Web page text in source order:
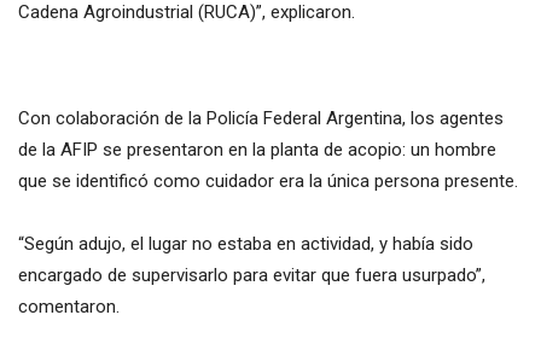
Cadena Agroindustrial (RUCA)”, explicaron.
Con colaboración de la Policía Federal Argentina, los agentes
de la AFIP se presentaron en la planta de acopio: un hombre
que se identificó como cuidador era la única persona presente.
“Según adujo, el lugar no estaba en actividad, y había sido
encargado de supervisarlo para evitar que fuera usurpado”,
comentaron.